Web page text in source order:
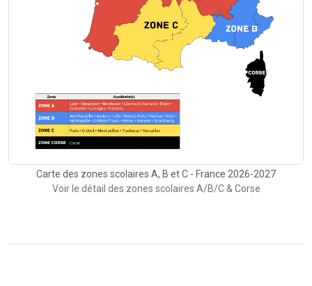
Carte des zones scolaires A, B et C - France 2026-2027
Voir le détail des zones scolaires A/B/C & Corse